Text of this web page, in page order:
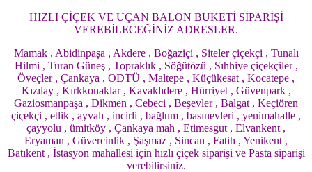
HIZLI ÇİÇEK VE UÇAN BALON BUKETİ SİPARİŞİ
VEREBİLECEĞİNİZ ADRESLER.
Mamak , Abidinpaşa , Akdere , Boğaziçi , Siteler çiçekçi , Tunalı
Hilmi , Turan Güneş , Topraklık , Söğütözü , Sıhhiye çiçekçiler ,
Öveçler , Çankaya , ODTÜ , Maltepe , Küçükesat , Kocatepe ,
Kızılay , Kırkkonaklar , Kavaklıdere , Hürriyet , Güvenpark ,
Gaziosmanpaşa , Dikmen , Cebeci , Beşevler , Balgat , Keçiören
çiçekçi , etlik , ayvalı , incirli , bağlum , basınevleri , yenimahalle ,
çayyolu , ümitköy , Çankaya mah , Etimesgut , Elvankent ,
Eryaman , Güvercinlik , Şaşmaz , Sincan , Fatih , Yenikent ,
Batıkent , İstasyon mahallesi için hızlı çiçek siparişi ve Pasta siparişi
verebilirsiniz.